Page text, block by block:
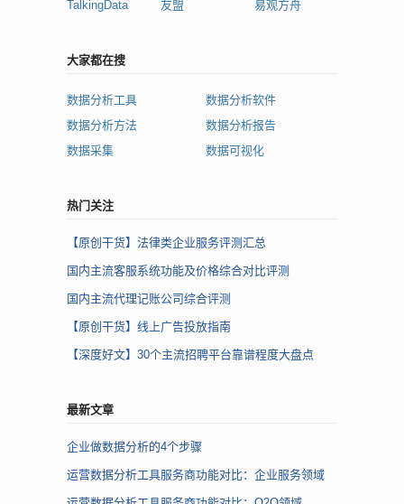
TalkingData
友盟 易观方舟
大家都在搜
数据分析工具
数据分析软件
数据分析方法
数据分析报告
数据采集
数据可视化
热门关注
【原创干货】法律类企业服务评测汇总
国内主流客服系统功能及价格综合对比评测
国内主流代理记账公司综合评测
【原创干货】线上广告投放指南
【深度好文】30个主流招聘平台靠谱程度大盘点
最新文章
企业做数据分析的4个步骤
运营数据分析工具服务商功能对比：企业服务领域